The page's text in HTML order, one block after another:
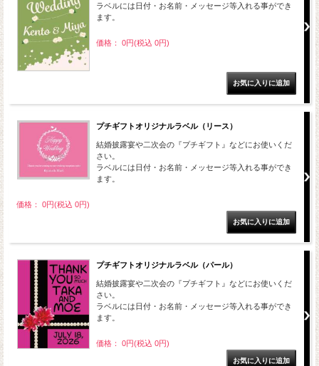
ラベルには日付・お名前・メッセージ等入れる事ができ
ます。
価格： 0円(税込 0円)
プチギフトオリジナルラベル（リース）
結婚披露宴や二次会の『プチギフト』などにお使いくだ
さい。
ラベルには日付・お名前・メッセージ等入れる事ができ
ます。
価格： 0円(税込 0円)
プチギフトオリジナルラベル（パール）
結婚披露宴や二次会の『プチギフト』などにお使いくだ
さい。
ラベルには日付・お名前・メッセージ等入れる事ができ
ます。
価格： 0円(税込 0円)